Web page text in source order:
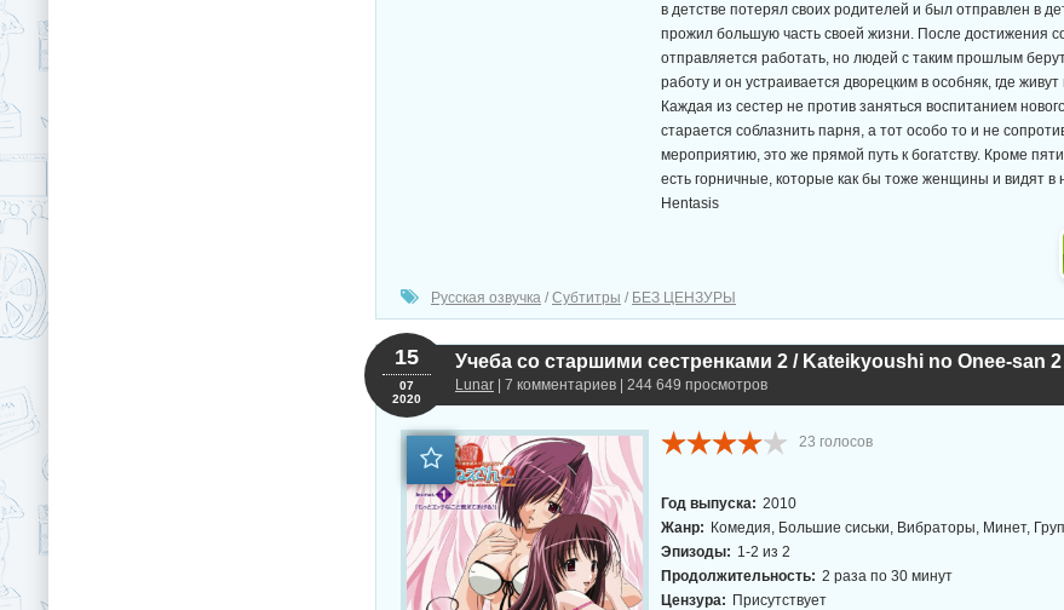
в детстве потерял своих родителей и был отправлен в
прожил большую часть своей жизни. После достижения
отправляется работать, но людей с таким прошлым
работу и он устраивается дворецким в особняк, где
Каждая из сестер не против заняться воспитанием
старается соблазнить парня, а тот особо то и не
мероприятию, это же прямой путь к богатству. Кроме
есть горничные, которые как бы тоже женщины и видят в
Hentasis
Русская озвучка / Субтитры / БЕЗ ЦЕНЗУРЫ
Учеба со старшими сестренками 2 / Kateikyoushi no Onee-san 2
Lunar | 7 комментариев | 244 649 просмотров
15
07
2020
23 голосов
Год выпуска: 2010
Жанр: Комедия, Большие сиськи, Вибраторы, Минет,
Эпизоды: 1-2 из 2
Продолжительность: 2 раза по 30 минут
Цензура: Присутствует